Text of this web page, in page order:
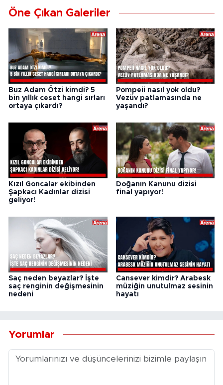
Öne Çıkan Galeriler
Buz Adam Ötzi kimdi? 5
bin yıllık ceset hangi sırları
ortaya çıkardı?
Pompeii nasıl yok oldu?
Vezüv patlamasında ne
yaşandı?
Kızıl Goncalar ekibinden
Şapkacı Kadınlar dizisi
geliyor!
Doğanın Kanunu dizisi
final yapıyor!
Saç neden beyazlar? İşte
saç renginin değişmesinin
nedeni
Cansever kimdir? Arabesk
müziğin unutulmaz sesinin
hayatı
Yorumlar